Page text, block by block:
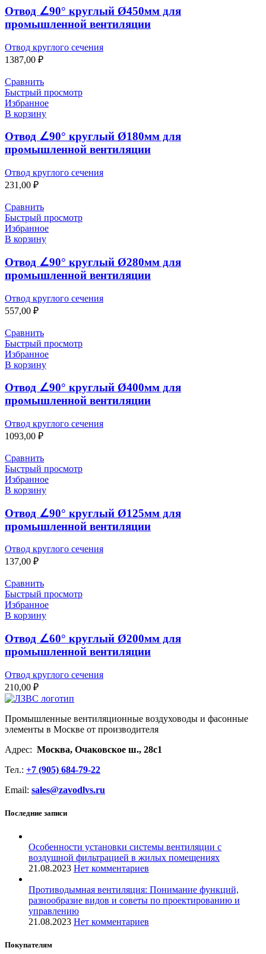
Отвод ∠90° круглый Ø450мм для
промышленной вентиляции
Отвод круглого сечения
1387,00 ₽
Сравнить
Быстрый просмотр
Избранное
В корзину
Отвод ∠90° круглый Ø180мм для
промышленной вентиляции
Отвод круглого сечения
231,00 ₽
Сравнить
Быстрый просмотр
Избранное
В корзину
Отвод ∠90° круглый Ø280мм для
промышленной вентиляции
Отвод круглого сечения
557,00 ₽
Сравнить
Быстрый просмотр
Избранное
В корзину
Отвод ∠90° круглый Ø400мм для
промышленной вентиляции
Отвод круглого сечения
1093,00 ₽
Сравнить
Быстрый просмотр
Избранное
В корзину
Отвод ∠90° круглый Ø125мм для
промышленной вентиляции
Отвод круглого сечения
137,00 ₽
Сравнить
Быстрый просмотр
Избранное
В корзину
Отвод ∠60° круглый Ø200мм для
промышленной вентиляции
Отвод круглого сечения
210,00 ₽
Промышленные вентиляционные воздуховоды и фасонные
элементы в Москве от производителя
Адрес: Москва, Очаковское ш., 28с1
Тел.: +7 (905) 684-79-22
Email: sales@zavodlvs.ru
Последние записи
Особенности установки системы вентиляции с
воздушной фильтрацией в жилых помещениях
21.08.2023 Нет комментариев
Противодымная вентиляция: Понимание функций,
разнообразие видов и советы по проектированию и
управлению
21.08.2023 Нет комментариев
Покупателям